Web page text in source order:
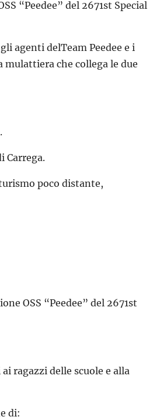
“Peedee” del 2671st Special
agenti delTeam Peedee e i
mulattiera che collega le due
Carrega.
poco distante,
OSS “Peedee” del 2671st
ragazzi delle scuole e alla
di: